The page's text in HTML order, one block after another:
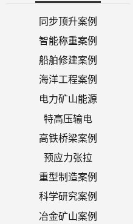
同步顶升案例
智能称重案例
船舶修建案例
海洋工程案例
电力矿山能源
特高压输电
高铁桥梁案例
预应力张拉
重型制造案例
科学研究案例
冶金矿山案例